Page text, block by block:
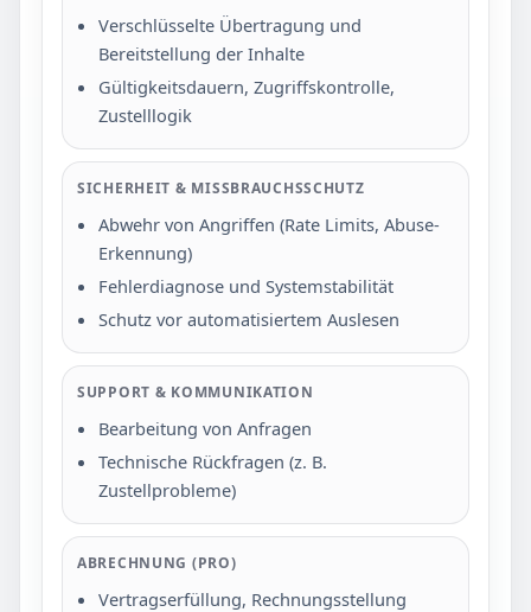
Verschlüsselte Übertragung und
Bereitstellung der Inhalte
Gültigkeitsdauern, Zugriffskontrolle,
Zustelllogik
SICHERHEIT & MISSBRAUCHSSCHUTZ
Abwehr von Angriffen (Rate Limits, Abuse-
Erkennung)
Fehlerdiagnose und Systemstabilität
Schutz vor automatisiertem Auslesen
SUPPORT & KOMMUNIKATION
Bearbeitung von Anfragen
Technische Rückfragen (z. B.
Zustellprobleme)
ABRECHNUNG (PRO)
Vertragserfüllung, Rechnungsstellung